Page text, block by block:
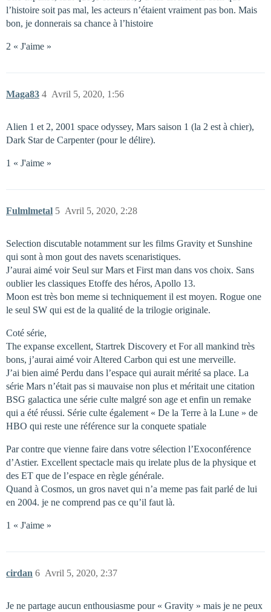
l’histoire soit pas mal, les acteurs n’étaient vraiment pas bon. Mais
bon, je donnerais sa chance à l’histoire
2 « J'aime »
Maga83 Avril 5, 2020, 1:56
4
Alien 1 et 2, 2001 space odyssey, Mars saison 1 (la 2 est à chier),
Dark Star de Carpenter (pour le délire).
1 « J'aime »
Fulmlmetal Avril 5, 2020, 2:28
5
Selection discutable notamment sur les films Gravity et Sunshine
qui sont à mon gout des navets scenaristiques.
J’aurai aimé voir Seul sur Mars et First man dans vos choix. Sans
oublier les classiques Etoffe des héros, Apollo 13.
Moon est très bon meme si techniquement il est moyen. Rogue one
le seul SW qui est de la qualité de la trilogie originale.
Coté série,
The expanse excellent, Startrek Discovery et For all mankind très
bons, j’aurai aimé voir Altered Carbon qui est une merveille.
J’ai bien aimé Perdu dans l’espace qui aurait mérité sa place. La
série Mars n’était pas si mauvaise non plus et méritait une citation
BSG galactica une série culte malgré son age et enfin un remake
qui a été réussi. Série culte également « De la Terre à la Lune » de
HBO qui reste une référence sur la conquete spatiale
Par contre que vienne faire dans votre sélection l’Exoconférence
d’Astier. Excellent spectacle mais qu irelate plus de la physique et
des ET que de l’espace en règle générale.
Quand à Cosmos, un gros navet qui n’a meme pas fait parlé de lui
en 2004. je ne comprend pas ce qu’il faut là.
1 « J'aime »
cirdan Avril 5, 2020, 2:37
6
Je ne partage aucun enthousiasme pour « Gravity » mais je ne peux